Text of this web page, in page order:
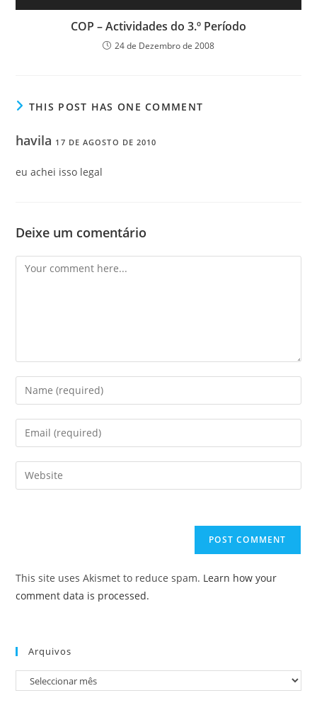
COP – Actividades do 3.º Período
24 de Dezembro de 2008
THIS POST HAS ONE COMMENT
havila 17 DE AGOSTO DE 2010
eu achei isso legal
Deixe um comentário
Comment
Enter
your
name
comment
Enter
your
email
address
Enter
your
This site uses Akismet to reduce spam. Learn how your
comment data is processed.
Arquivos
Arquivos